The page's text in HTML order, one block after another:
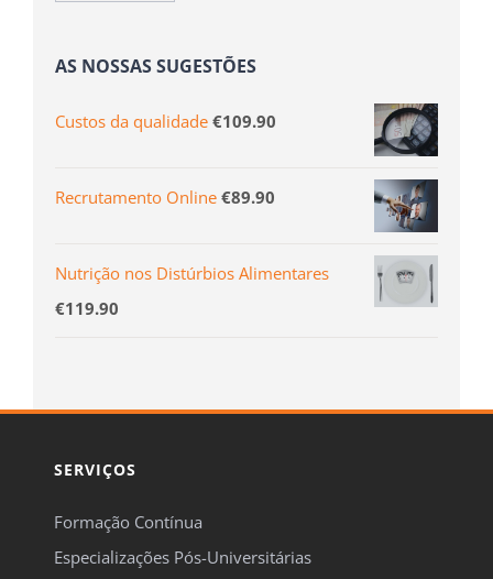
AS NOSSAS SUGESTÕES
Custos da qualidade €109.90
Recrutamento Online €89.90
Nutrição nos Distúrbios Alimentares
€119.90
SERVIÇOS
Formação Contínua
Especializações Pós-Universitárias